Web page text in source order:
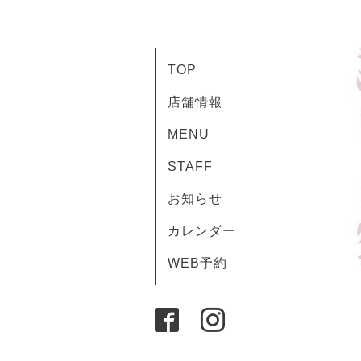
TOP
店舗情報
MENU
STAFF
お知らせ
カレンダー
WEB予約